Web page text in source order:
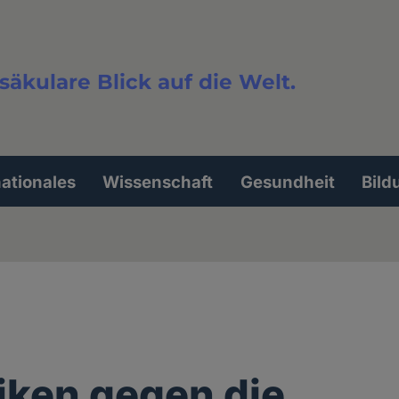
Blick auf die Welt.
Wissenschaft Gesundheit